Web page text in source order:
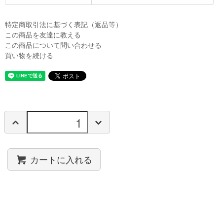
特定商取引法に基づく表記（返品等）
この商品を友達に教える
この商品について問い合わせる
買い物を続ける
カートに入れる